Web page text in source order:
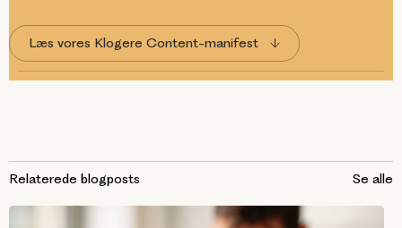
Læs vores Klogere Content-manifest
Relaterede blogposts Se alle